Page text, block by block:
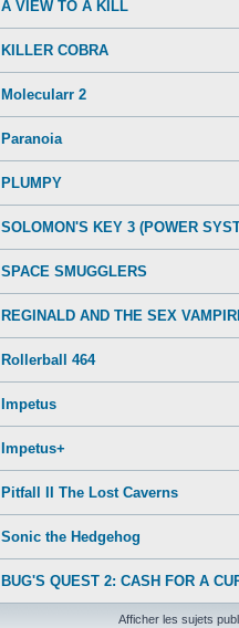
A VIEW TO A KILL
KILLER COBRA
Molecularr 2
Paranoia
PLUMPY
SOLOMON'S KEY 3 (POWER
SPACE SMUGGLERS
REGINALD AND THE SEX
Rollerball 464
Impetus
Impetus+
Pitfall II The Lost Caverns
Sonic the Hedgehog
BUG'S QUEST 2: CASH FOR A
Afficher les sujets